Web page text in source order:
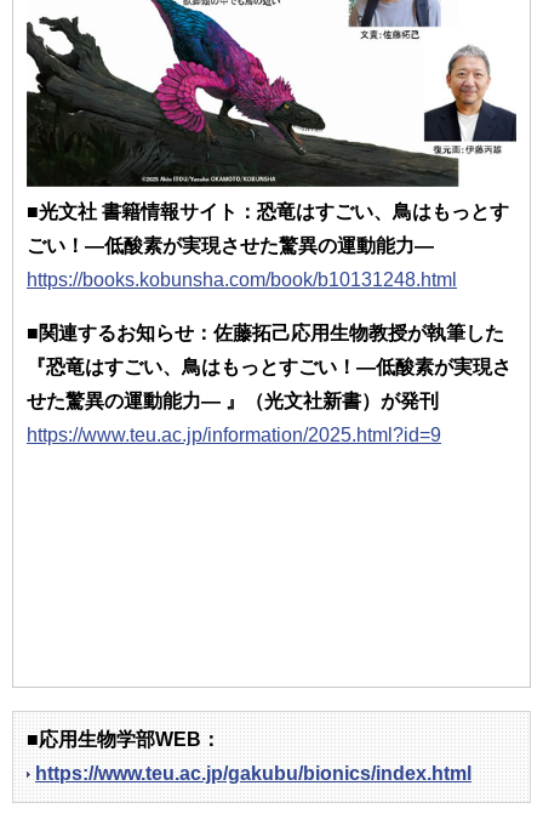
■光文社 書籍情報サイト：恐竜はすごい、鳥はもっとす
ごい！―低酸素が実現させた驚異の運動能力―
https://books.kobunsha.com/book/b10131248.html
■関連するお知らせ：佐藤拓己応用生物教授が執筆した
『恐竜はすごい、鳥はもっとすごい！―低酸素が実現さ
せた驚異の運動能力― 』（光文社新書）が発刊
https://www.teu.ac.jp/information/2025.html?id=9
■応用生物学部WEB：
https://www.teu.ac.jp/gakubu/bionics/index.html